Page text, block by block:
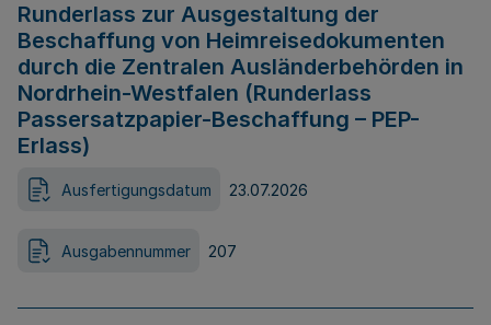
Runderlass zur Ausgestaltung der
Beschaffung von Heimreisedokumenten
durch die Zentralen Ausländerbehörden in
Nordrhein-Westfalen (Runderlass
Passersatzpapier-Beschaffung – PEP-
Erlass)
Ausfertigungsdatum 23.07.2026
Ausgabennummer 207